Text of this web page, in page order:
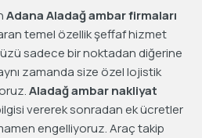
Adana Aladağ ambar firmaları
temel özellik şeffaf hizmet
sadece bir noktadan diğerine
zamanda size özel lojistik
Aladağ ambar nakliyat
vererek sonradan ek ücretler
engelliyoruz. Araç takip